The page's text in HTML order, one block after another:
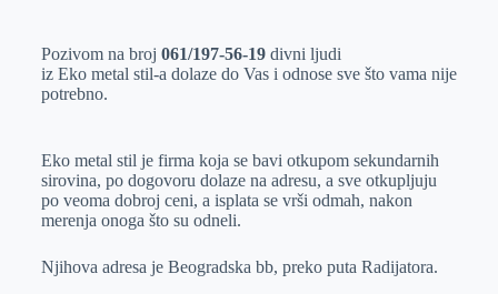
Pozivom na broj 061/197-56-19divni ljudi
iz Eko metal stil-a dolaze do Vas i odnose sve što vama nije
potrebno.
Eko metal stil je firma koja se bavi otkupom sekundarnih
sirovina, po dogovoru dolaze na adresu, a sve otkupljuju
po veoma dobroj ceni, a isplata se vrši odmah, nakon
merenja onoga što su odneli.
Njihova adresa je Beogradska bb, preko puta Radijatora.